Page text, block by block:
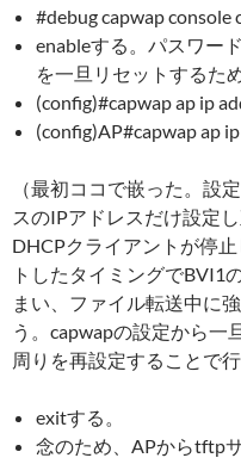
#debug capwap console
enableする。パスワー
を一旦リセットするた
(config)#capwap ap ip
(config)AP#capwap ap
（最初ココで嵌った。設
スのIPアドレスだけ設定
DHCPクライアントが停
トしたタイミングでBVI1
まい、ファイル転送中に
う。capwapの設定から一
周りを再設定することで行
exitする。
念のため、APからtftp